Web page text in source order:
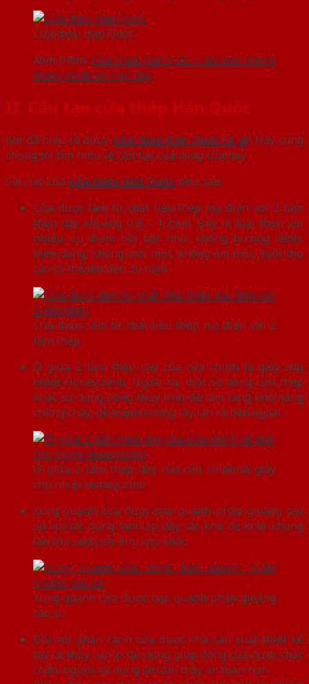
Cửa thép Hàn Quốc
Xem thêm: Cửa thép hàn quốc – an toàn mang
trong mình vẻ hiện đại
II. Cấu tạo cửa thép Hàn Quốc
Khi đã hiểu rõ được cửa thép Hàn Quốc là gì? Hãy cùng
chúng tôi tìm hiểu về cấu tạo của dòng cửa này.
Cấu tạo của cửa thép Hàn Quốc như sau:
Cửa được làm từ chất liệu thép mạ điện với 2 tấm
thép dày khoảng 0,8 – 1,2mm. Đây là loại thép với
nhiều ưu điểm nổi bật như: không bị cong vênh,
biến dạng, không mối mọt, không ẩm mốc, tuổi thọ
cao có thể lên đến 30 năm.
Cửa được làm từ chất liệu thép mạ điện với 2
tấm thép
Ở giữa 2 tấm thép dày của cửa chính là giấy chịu
nhiệt Honeycomb. Ngoài ra, một số dòng cửa thép
khác sử dụng bông thủy tinh để làm tăng khả năng
chống cháy, để tránh không lây lan ra bên ngoài.
Ở giữa 2 tấm thép dày của cửa chính là giấy
chịu nhiệt Honeycomb
Xung quanh cửa được bao quanh phần gioăng cao
su với tác dụng làm lấp đầy các khe để khói không
lan tỏa sang các khu vực khác.
Xung quanh cửa được bao quanh phần gioăng
cao su
Đối với phần cánh cửa được nhà sản xuất thiết kế
tay có thủy lực có tác dụng giúp đóng cửa được chắc
chắn, người sử dụng sẽ cảm thấy an toàn hơn.